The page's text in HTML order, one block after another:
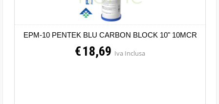
EPM-10 PENTEK BLU CARBON BLOCK 10" 10MCR
€18,69 Iva Inclusa